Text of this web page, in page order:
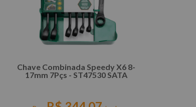
Chave Combinada Speedy X6 8-
17mm 7Pçs - ST47530 SATA